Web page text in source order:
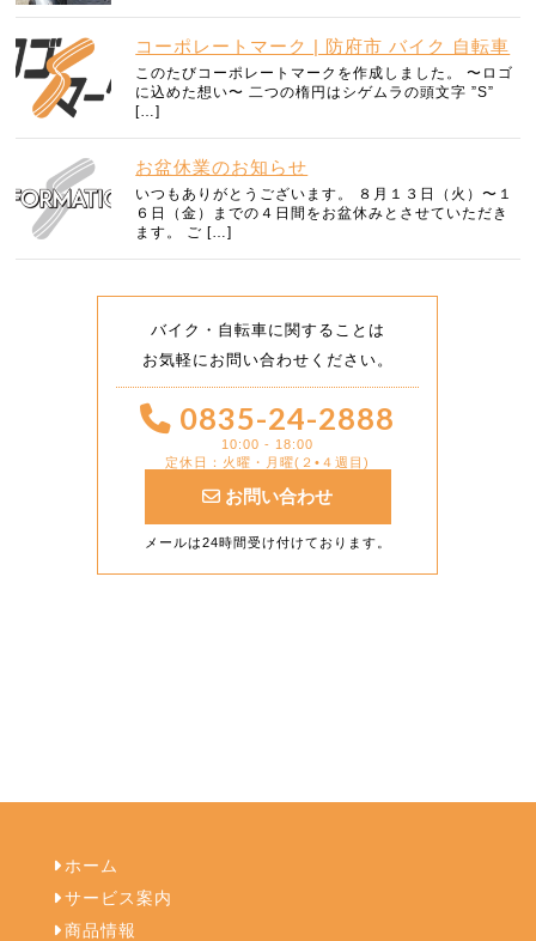
コーポレートマーク | 防府市 バイク 自転車
このたびコーポレートマークを作成しました。 〜ロゴ
に込めた想い〜 二つの楕円はシゲムラの頭文字 ”S”
[…]
お盆休業のお知らせ
いつもありがとうございます。 ８月１３日（火）〜１
６日（金）までの４日間をお盆休みとさせていただき
ます。 ご […]
バイク・自転車に関することは
お気軽にお問い合わせください。
0835-24-2888
10:00 - 18:00
定休日：火曜・月曜(２•４週目)
お問い合わせ
メールは24時間受け付けております。
ホーム
サービス案内
商品情報